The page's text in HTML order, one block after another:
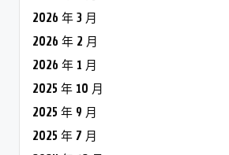
2026 年 3 月
2026 年 2 月
2026 年 1 月
2025 年 10 月
2025 年 9 月
2025 年 7 月